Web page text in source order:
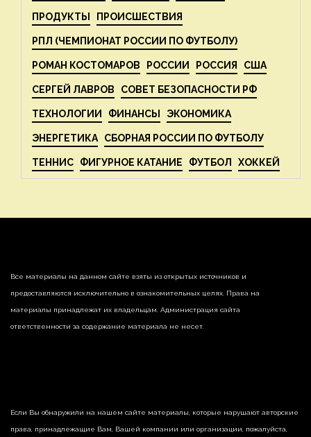
ПРОДУКТЫ ПРОИСШЕСТВИЯ
РПЛ (ЧЕМПИОНАТ РОССИИ ПО ФУТБОЛУ)
РОМАН КОСТОМАРОВ РОССИИ РОССИЯ США
СЕРГЕЙ ЛАВРОВ СОВЕТ БЕЗОПАСНОСТИ РФ
ТЕХНОЛОГИИ ФИНАНСЫ ЭКОНОМИКА
ЭНЕРГЕТИКА СБОРНАЯ РОССИИ ПО ФУТБОЛУ
ТЕННИС ФИГУРНОЕ КАТАНИЕ ФУТБОЛ ХОККЕЙ
Все материалы на данном сайте взяты из открытых источников и
предоставляются исключительно в ознакомительных целях. Права на
материалы принадлежат их владельцам. Администрация сайта
ответственности за содержание материала не несет.
Если Вы обнаружили на нашем сайте материалы, которые нарушают авторские
права, принадлежащие Вам, Вашей компании или организации, пожалуйста,